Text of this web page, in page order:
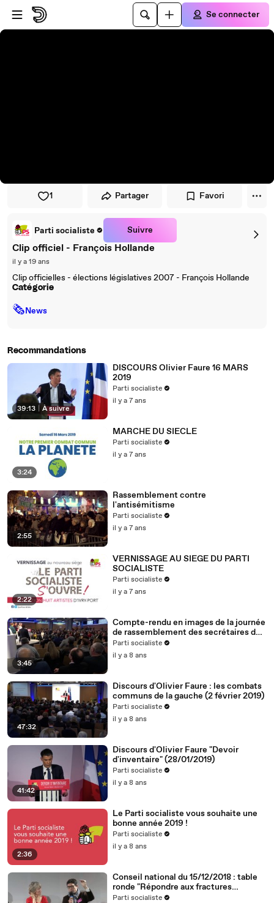
Passer au player
Passer au contenu principal
Se connecter
1 Partager Favori
Parti socialiste Suivre
Clip officiel - François Hollande
il y a 19 ans
Clip officielles - élections législatives 2007 - François Hollande
Catégorie
🗞News
Recommandations
39:13 À suivre
DISCOURS Olivier Faure 16 MARS
2019
Parti socialiste
il y a 7 ans
3:24
MARCHE DU SIECLE
Parti socialiste
il y a 7 ans
2:55
Rassemblement contre
l'antisémitisme
Parti socialiste
il y a 7 ans
2:22
VERNISSAGE AU SIEGE DU PARTI
SOCIALISTE
Parti socialiste
il y a 7 ans
3:45
Compte-rendu en images de la journée
de rassemblement des secrétaires de
section (2.2.19)
Parti socialiste
il y a 8 ans
47:32
Discours d'Olivier Faure : les combats
communs de la gauche (2 février 2019)
Parti socialiste
il y a 8 ans
41:42
Discours d'Olivier Faure "Devoir
d'inventaire" (28/01/2019)
Parti socialiste
il y a 8 ans
2:36
Le Parti socialiste vous souhaite une
bonne année 2019 !
Parti socialiste
il y a 8 ans
Conseil national du 15/12/2018 : table
ronde "Répondre aux fractures
territoriales, républicaines et
Parti socialiste